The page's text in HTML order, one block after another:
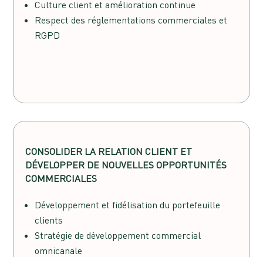
Culture client et amélioration continue
Respect des réglementations commerciales et
RGPD
CONSOLIDER LA RELATION CLIENT ET
DÉVELOPPER DE NOUVELLES OPPORTUNITÉS
COMMERCIALES
Développement et fidélisation du portefeuille
clients
Stratégie de développement commercial
omnicanale